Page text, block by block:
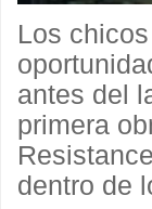
Los
antes del
primera
dentro de